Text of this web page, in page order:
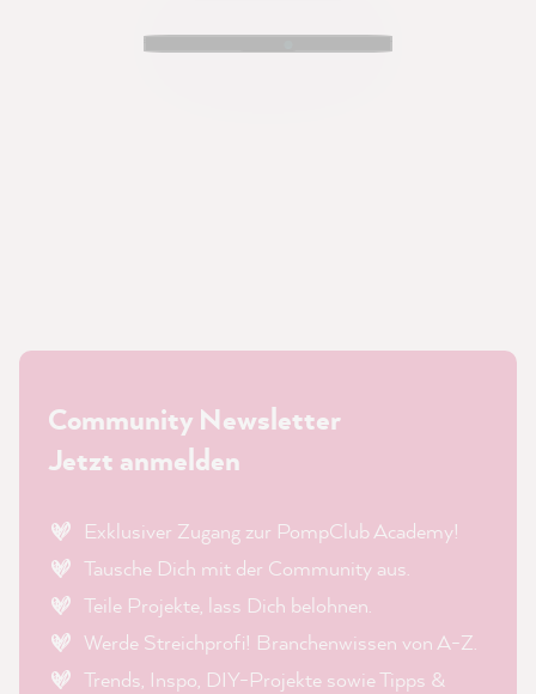
Community Newsletter
Jetzt anmelden
Exklusiver Zugang zur PompClub Academy!
Tausche Dich mit der Community aus.
Teile Projekte, lass Dich belohnen.
Werde Streichprofi! Branchenwissen von A-Z.
Trends, Inspo, DIY-Projekte sowie Tipps &